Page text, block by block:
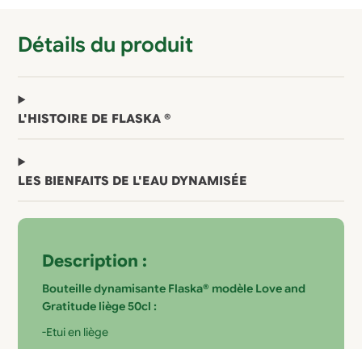
Détails du produit
L'HISTOIRE DE FLASKA ®
LES BIENFAITS DE L'EAU DYNAMISÉE
Description :
Bouteille dynamisante Flaska® modèle Love and
Gratitude liège 50cl :
-Etui en liège